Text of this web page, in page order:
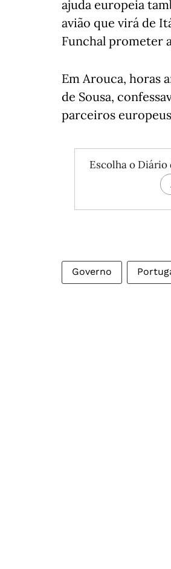
ajuda europeia
avião que virá de
Funchal prometer
Em Arouca, horas
de Sousa,
parceiros
Escolha o
Governo